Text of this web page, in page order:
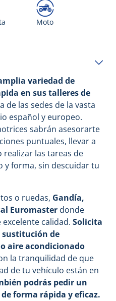
Moto
variedad de
en sus talleres de
de las sedes de la vasta
español y europeo.
sabrán asesorarte
puntuales, llevar a
realizar las tareas de
forma, sin descuidar tu
o ruedas, Gandía,
Euromaster donde
calidad. Solicita
sustitución de
aire acondicionado
la tranquilidad de que
de tu vehículo están en
podrás pedir un
forma rápida y eficaz.